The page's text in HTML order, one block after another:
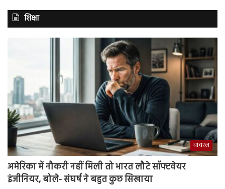
शिक्षा
वायरल
अमेरिका में नौकरी नहीं मिली तो भारत लौटे सॉफ्टवेयर
इंजीनियर, बोले- संघर्ष ने बहुत कुछ सिखाया